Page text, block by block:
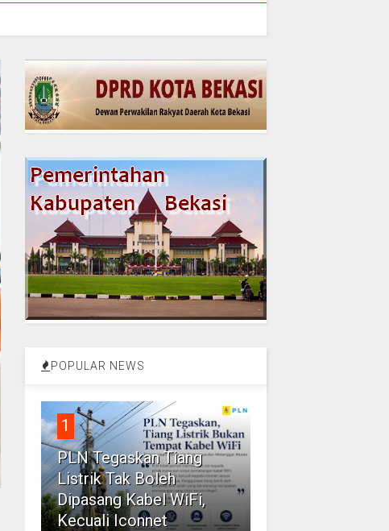
POPULAR NEWS
1
PLN Tegaskan Tiang
Listrik Tak Boleh
Dipasang Kabel WiFi,
Kecuali Iconnet